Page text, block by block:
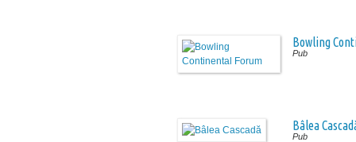
Bowling
Pub
Bâlea
Pub